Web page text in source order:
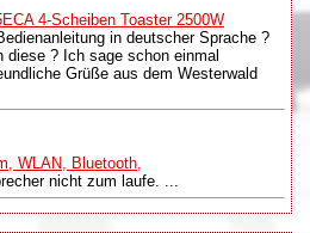
4-Scheiben Toaster 2500W
in deutscher Sprache ?
diese ? Ich sage schon einmal
Grüße aus dem Westerwald
WLAN, Bluetooth,
nicht zum laufe. ...